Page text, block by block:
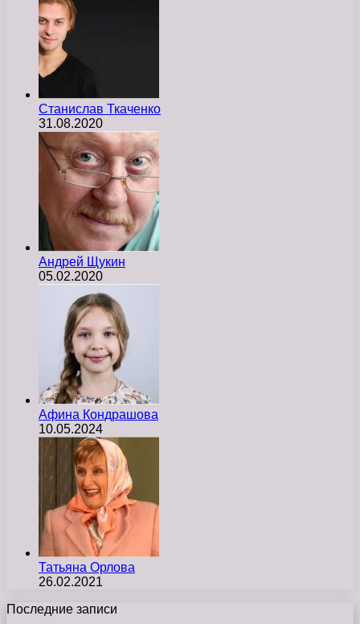
Станислав Ткаченко
31.08.2020
Андрей Щукин
05.02.2020
Афина Кондрашова
10.05.2024
Татьяна Орлова
26.02.2021
Последние записи